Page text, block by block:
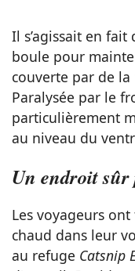
Il s’agissait en
boule pour
couverte par de
Paralysée par le
particulièrement
au niveau du
Un endroit sûr
Les voyageurs
chaud dans leur
au refuge Catsnip